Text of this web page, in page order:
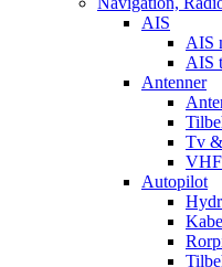
AIS
AIS
AIS
Antenner
Tv
Autopilot